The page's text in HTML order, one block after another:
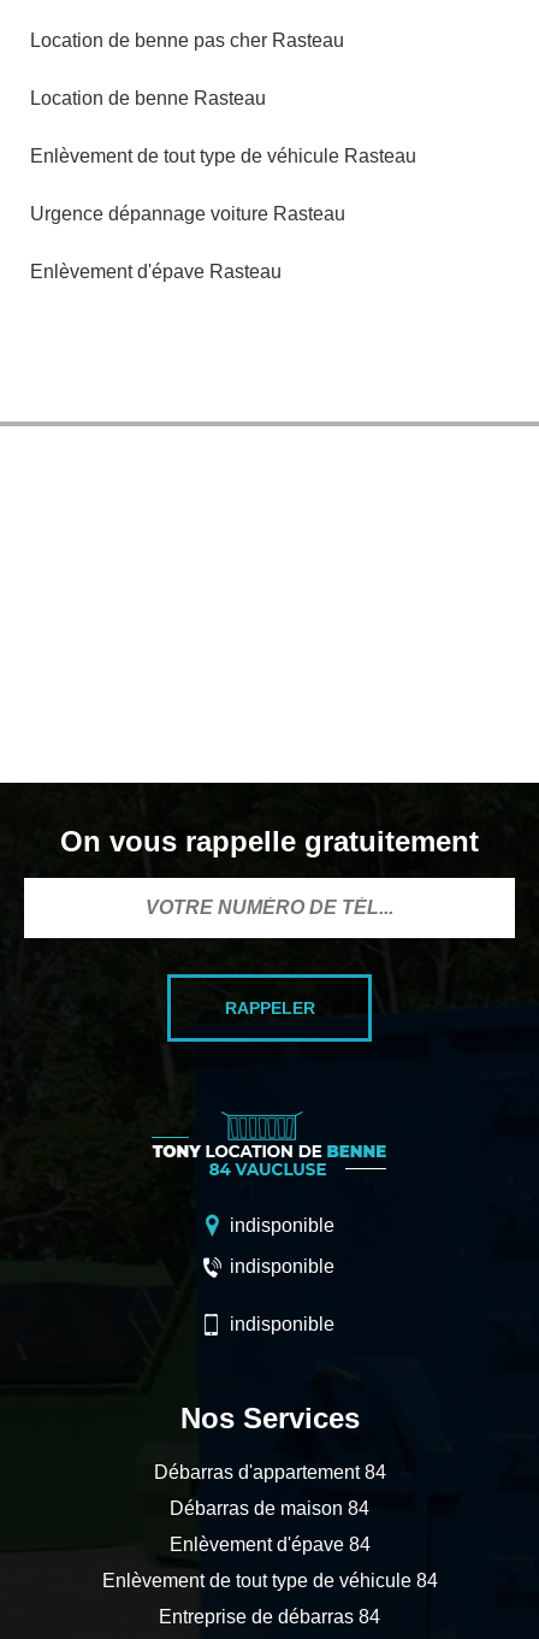
Location de benne pas cher Rasteau
Location de benne Rasteau
Enlèvement de tout type de véhicule Rasteau
Urgence dépannage voiture Rasteau
Enlèvement d'épave Rasteau
On vous rappelle gratuitement
indisponible
indisponible
indisponible
Nos Services
Débarras d'appartement 84
Débarras de maison 84
Enlèvement d'épave 84
Enlèvement de tout type de véhicule 84
Entreprise de débarras 84